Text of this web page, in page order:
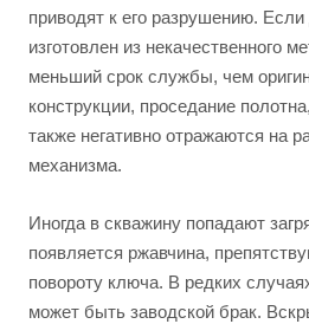
приводят к его разрушению.
изготовлен из некачественного
меньший срок службы, чем
конструкции, проседание
также негативно отражаются на
механизма.
Иногда в скважину попадают
появляется ржавчина,
повороту ключа. В редких
может быть заводской брак.